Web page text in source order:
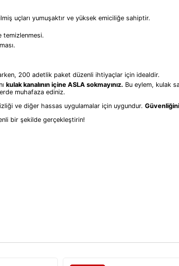
uçları yumuşaktır ve yüksek emiciliğe sahiptir.
temizlenmesi.
200 adetlik paket düzenli ihtiyaçlar için idealdir.
kulak kanalının içine ASLA sokmayınız. Bu eylem, kulak
muhafaza ediniz.
ve diğer hassas uygulamalar için uygundur.
bir şekilde gerçekleştirin!